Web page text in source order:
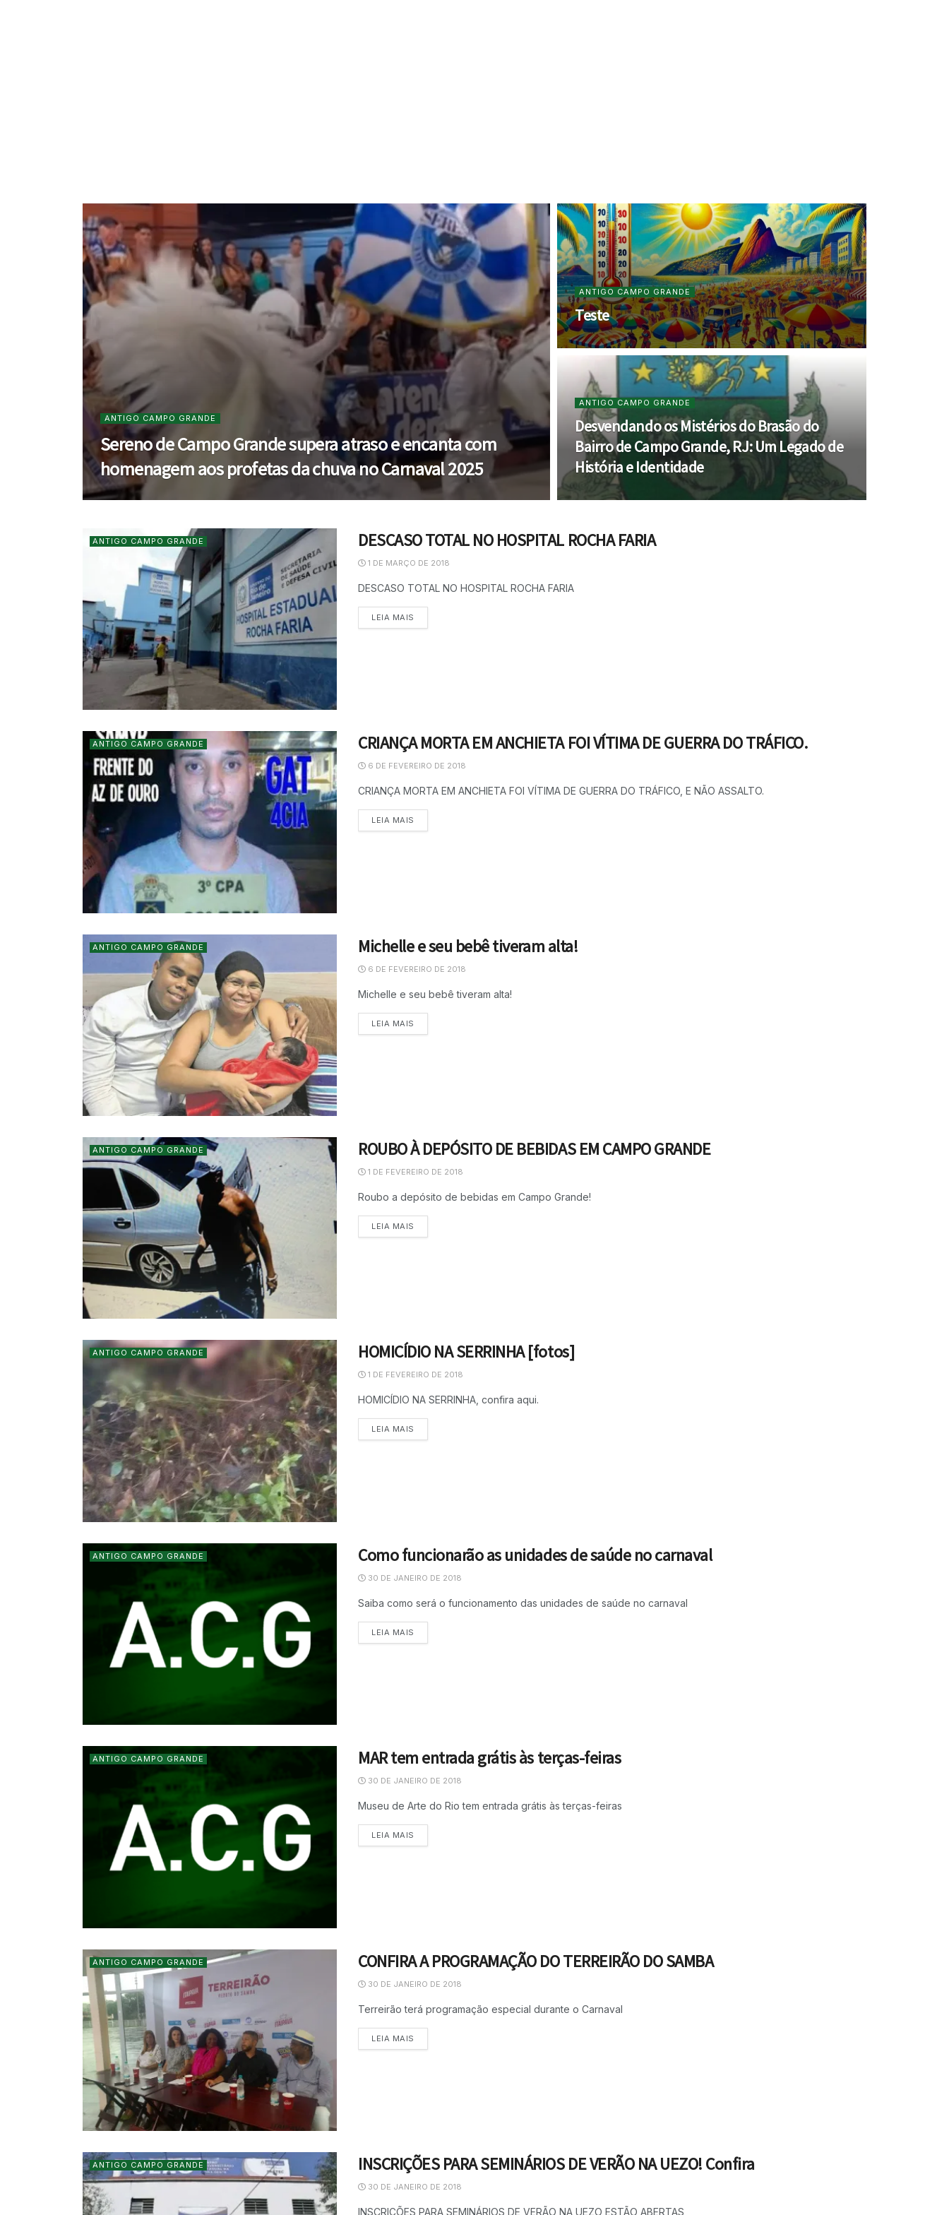
ANTIGO CAMPO GRANDE
Sereno de Campo Grande supera atraso e encanta com
homenagem aos profetas da chuva no Carnaval 2025
ANTIGO CAMPO GRANDE
Teste
ANTIGO CAMPO GRANDE
Desvendando os Mistérios do Brasão do
Bairro de Campo Grande, RJ: Um Legado de
História e Identidade
ANTIGO CAMPO GRANDE DESCASO TOTAL NO HOSPITAL ROCHA FARIA
1 DE MARÇO DE 2018
DESCASO TOTAL NO HOSPITAL ROCHA FARIA
LEIA MAIS
ANTIGO CAMPO GRANDE CRIANÇA MORTA EM ANCHIETA FOI VÍTIMA DE GUERRA DO TRÁFICO.
6 DE FEVEREIRO DE 2018
CRIANÇA MORTA EM ANCHIETA FOI VÍTIMA DE GUERRA DO TRÁFICO, E NÃO ASSALTO.
LEIA MAIS
ANTIGO CAMPO GRANDE Michelle e seu bebê tiveram alta!
6 DE FEVEREIRO DE 2018
Michelle e seu bebê tiveram alta!
LEIA MAIS
ANTIGO CAMPO GRANDE ROUBO À DEPÓSITO DE BEBIDAS EM CAMPO GRANDE
1 DE FEVEREIRO DE 2018
Roubo a depósito de bebidas em Campo Grande!
LEIA MAIS
ANTIGO CAMPO GRANDE HOMICÍDIO NA SERRINHA [fotos]
1 DE FEVEREIRO DE 2018
HOMICÍDIO NA SERRINHA, confira aqui.
LEIA MAIS
ANTIGO CAMPO GRANDE Como funcionarão as unidades de saúde no carnaval
30 DE JANEIRO DE 2018
Saiba como será o funcionamento das unidades de saúde no carnaval
LEIA MAIS
ANTIGO CAMPO GRANDE MAR tem entrada grátis às terças-feiras
30 DE JANEIRO DE 2018
Museu de Arte do Rio tem entrada grátis às terças-feiras
LEIA MAIS
ANTIGO CAMPO GRANDE CONFIRA A PROGRAMAÇÃO DO TERREIRÃO DO SAMBA
30 DE JANEIRO DE 2018
Terreirão terá programação especial durante o Carnaval
LEIA MAIS
ANTIGO CAMPO GRANDE INSCRIÇÕES PARA SEMINÁRIOS DE VERÃO NA UEZO! Confira
30 DE JANEIRO DE 2018
INSCRIÇÕES PARA SEMINÁRIOS DE VERÃO NA UEZO ESTÃO ABERTAS